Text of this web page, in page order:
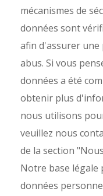
mécanismes de
données sont
afin d'assurer une
abus. Si vous
données a été
obtenir plus
nous utilisons
veuillez nous
de la section
Notre base légale
données